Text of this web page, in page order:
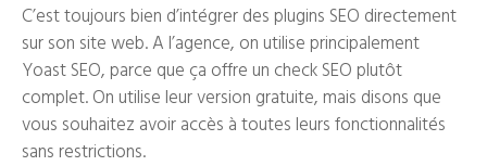
C’est toujours bien d’intégrer des plugins SEO directement
sur son site web. A l’agence, on utilise principalement
Yoast SEO, parce que ça offre un check SEO plutôt
complet. On utilise leur version gratuite, mais disons que
vous souhaitez avoir accès à toutes leurs fonctionnalités
sans restrictions.